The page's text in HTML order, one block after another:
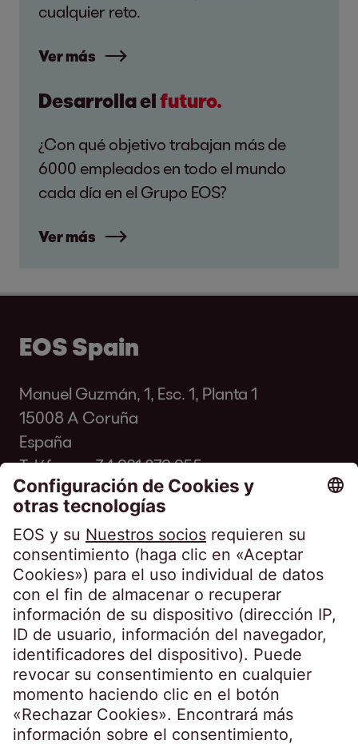
cualquier reto.
Ver más
Desarrolla elfuturo.
¿Con qué objetivo trabajan más de
6000 empleados en todo el mundo
cada día en el Grupo EOS?
Ver más
EOS Spain
Manuel Guzmán, 1, Esc. 1, Planta 1
15008 A Coruña
España
Teléfono:+34 981 079 955
Fax: +34 981 281 931
info@eos-spain.es
Preguntas frecuentes de los clientes